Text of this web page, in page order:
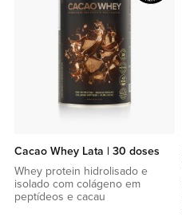
de
Cacao Whey Lata | 30 doses
Whey protein hidrolisado e
isolado com colágeno em
peptídeos e cacau